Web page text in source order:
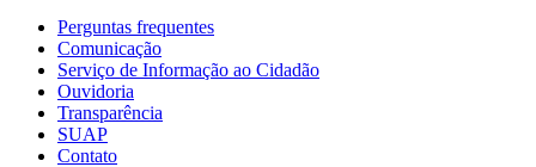
Perguntas frequentes
Comunicação
Serviço de Informação ao Cidadão
Ouvidoria
Transparência
SUAP
Contato